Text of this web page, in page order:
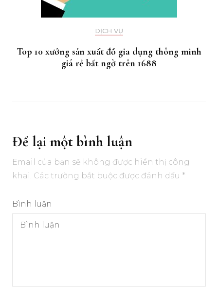
DỊCH VỤ
Top 10 xưởng sản xuất đồ gia dụng thông minh
giá rẻ bất ngờ trên 1688
Để lại một bình luận
Email của bạn sẽ không được hiển thị công
khai. Các trường bắt buộc được đánh dấu *
Bình luận